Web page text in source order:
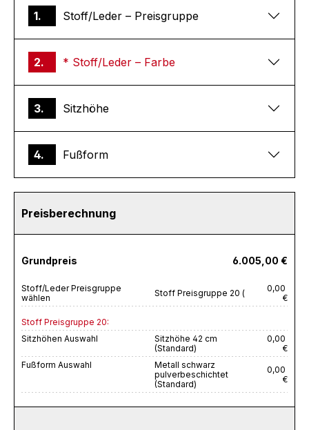
1. Stoff/Leder – Preisgruppe
2. * Stoff/Leder – Farbe
3. Sitzhöhe
4. Fußform
Preisberechnung
Grundpreis 6.005,00 €
Stoff/Leder Preisgruppe
wählen
Stoff Preisgruppe 20 (
0,00
€
Stoff Preisgruppe 20:
Sitzhöhen Auswahl
Sitzhöhe 42 cm
(Standard)
0,00
€
Fußform Auswahl
Metall schwarz
pulverbeschichtet
(Standard)
0,00
€